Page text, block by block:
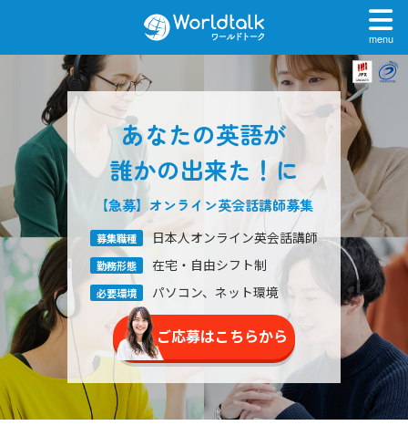
menu
あなたの英語が
誰かの出来た！に
【急募】オンライン英会話講師募集
募集職種 日本人オンライン英会話講師
勤務形態 在宅・自由シフト制
必要環境 パソコン、ネット環境
ご応募はこちらから